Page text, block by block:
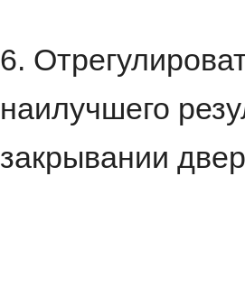
6.
наилучшего
закрывании